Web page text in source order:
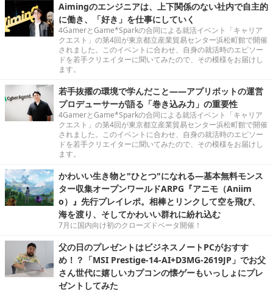
Aimingのエンジニアは、上下関係のない社内で自主的
に働き、「好き」を仕事にしていく
4GamerとGame*Sparkの合同による就活イベント「キャリア
クエスト」の第4回が東京都立産業貿易センター浜松町館で開催
されました。このイベントに合わせ、自身の就活時のエピソー
ドを若手クリエイターに聞いてみたので、その模様をお届けし
ます。
若手抜擢の環境で学んだこと――アプリボットの運営
プロデューサーが語る「巻き込み力」の重要性
4GamerとGame*Sparkの合同による就活イベント「キャリア
クエスト」の第4回が東京都立産業貿易センター浜松町館で開催
されました。このイベントに合わせ、自身の就活時のエピソー
ドを若手クリエイターに聞いてみたので、その模様をお届けし
ます。
かわいい生き物と"ひとつ"になれる―基本無料モンス
ター収集オープンワールドARPG『アニモ（Aniim
o）』先行プレイレポ。相棒とリンクして空を飛び、
海を渡り、そしてかわいい群れに紛れ込む
7月に国内向け初のクローズドベータ開催！
父の日のプレゼントはビジネスノートPCがおすす
め！？「MSI Prestige-14-AI+D3MG-2619JP」でお父
さん世代に嬉しいカプコンの懐ゲーもいっしょにプレ
ゼントしてみた